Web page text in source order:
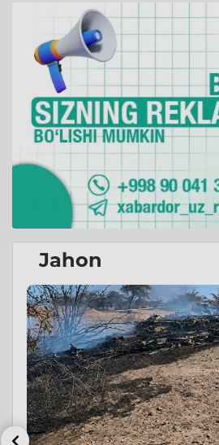
Jahon